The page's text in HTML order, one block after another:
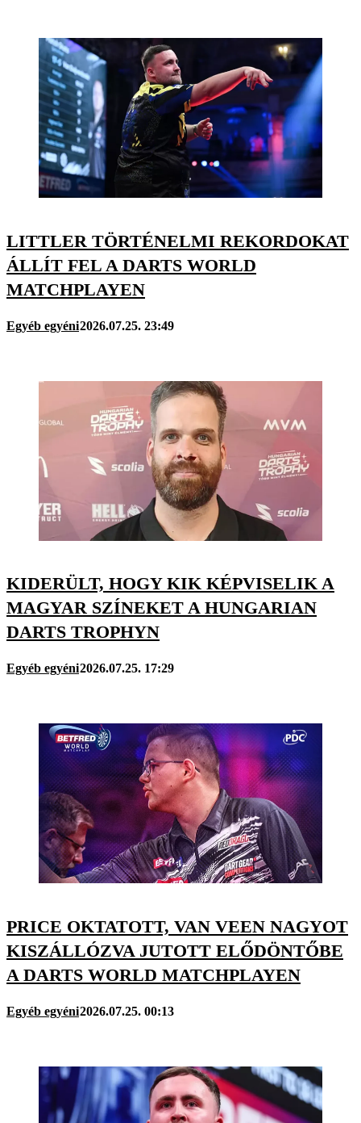
LITTLER TÖRTÉNELMI REKORDOKAT
ÁLLÍT FEL A DARTS WORLD
MATCHPLAYEN
Egyéb egyéni2026.07.25. 23:49
KIDERÜLT, HOGY KIK KÉPVISELIK A
MAGYAR SZÍNEKET A HUNGARIAN
DARTS TROPHYN
Egyéb egyéni2026.07.25. 17:29
PRICE OKTATOTT, VAN VEEN NAGYOT
KISZÁLLÓZVA JUTOTT ELŐDÖNTŐBE
A DARTS WORLD MATCHPLAYEN
Egyéb egyéni2026.07.25. 00:13